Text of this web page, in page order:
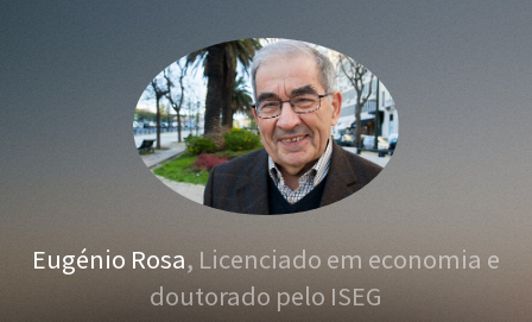
Eugénio Rosa, Licenciado em economia e
doutorado pelo ISEG